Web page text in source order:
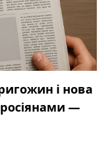
і нова
росіянами —